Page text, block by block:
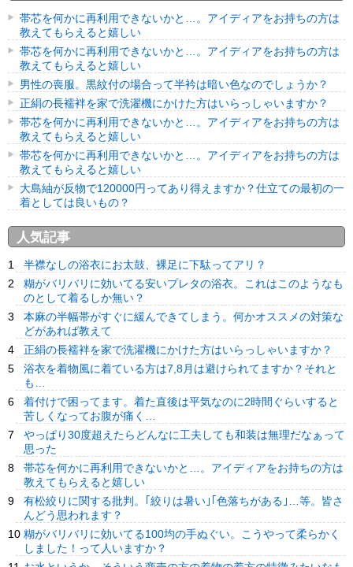
帯芯を何かに再利用できないかと…。アイディアをお持ちの方は
教えてもらえると嬉しい
帯芯を何かに再利用できないかと…。アイディアをお持ちの方は
教えてもらえると嬉しい
男性の喪服。黒紋付の場合って半衿は暗い色なのでしょうか？
正絹の長襦袢を家で洗濯機にかけた方はいらっしゃいますか？
帯芯を何かに再利用できないかと…。アイディアをお持ちの方は
教えてもらえると嬉しい
帯芯を何かに再利用できないかと…。アイディアをお持ちの方は
教えてもらえると嬉しい
大島紬が反物で120000円ってあり得えますか？仕立ての最初の一
着としては良いもの？
人気記事
半襟なしの浴衣にお太鼓、裸足に下駄ってアリ？
糊がバリバリに効いてる安いプレタの浴衣。これはこのようなも
のとして着るしか無い？
本麻の半幅帯がすぐに緩んできてしまう。何かオススメの対策な
どがあれば教えて
正絹の長襦袢を家で洗濯機にかけた方はいらっしゃいますか？
浴衣を着物風に着ている方は7,8月は避けられてますか？それと
も…
着付けで困ってます。着た直後は平気なのに2時間ぐらいすると
苦しくなってお腹が痛く…
やっぱり30度超えたらどんなに工夫しても和装は無理だなぁって
思った
帯芯を何かに再利用できないかと…。アイディアをお持ちの方は
教えてもらえると嬉しい
有松絞りに関する批判。｢絞りは暑い｣｢色落ちがある｣…等。皆さ
んどう思われます？
糊がバリバリに効いてる100均の手ぬぐい。こうやって柔らかく
しました！って人いますか？